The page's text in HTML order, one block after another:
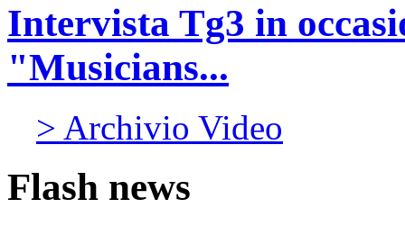
Intervista Tg3 in
"Musicians...
> Archivio Video
Flash news